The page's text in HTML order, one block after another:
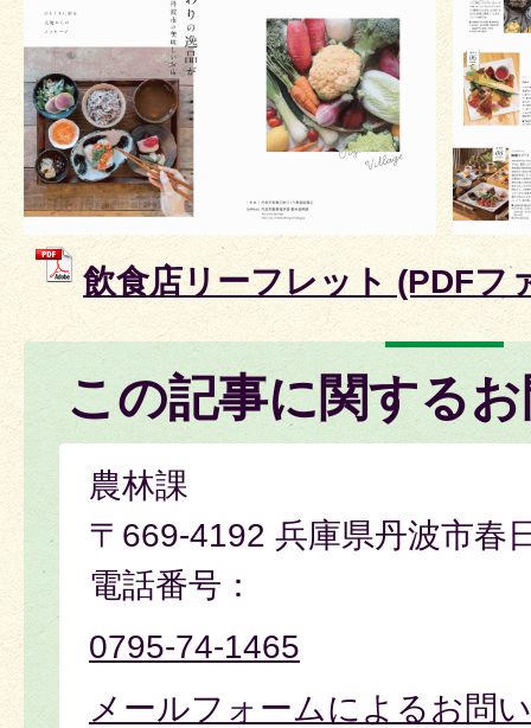
飲食店リーフレット (PDFフ
この記事に関する
農林課
〒669-4192 兵庫県丹波市春
電話番号：
0795-74-1465
メールフォームによるお問